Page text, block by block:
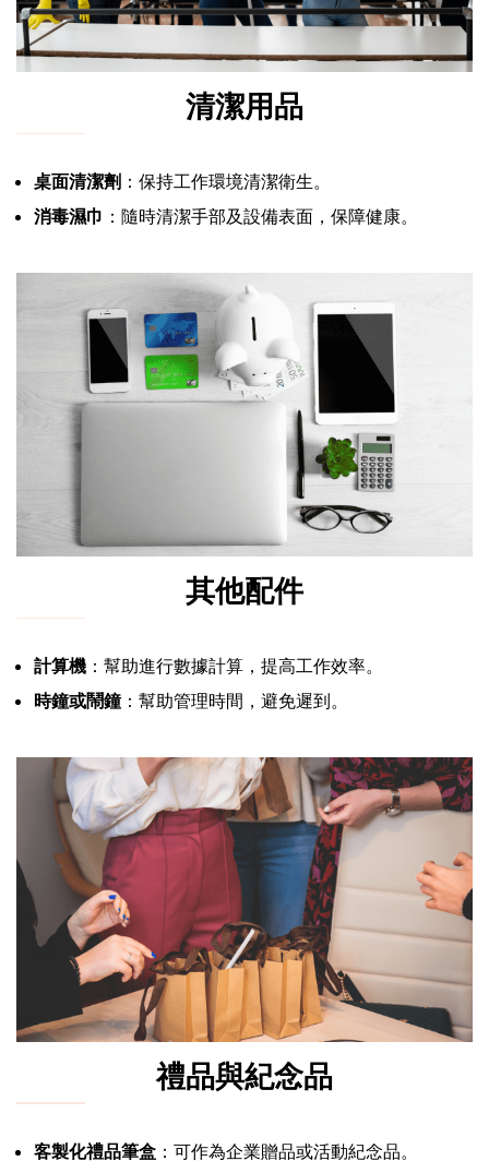
清潔用品
桌面清潔劑 ：保持工作環境清潔衛生。
消毒濕巾 ：隨時清潔手部及設備表面，保障健康。
其他配件
計算機 ：幫助進行數據計算，提高工作效率。
時鐘或鬧鐘：幫助管理時間，避免遲到。
禮品與紀念品
客製化禮品筆盒 ：可作為企業贈品或活動紀念品。